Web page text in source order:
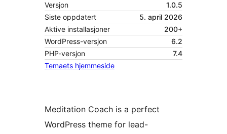
Versjon
1.0.5
Siste oppdatert
5. april 2026
Aktive installasjoner
200+
WordPress-versjon
6.2
PHP-versjon
7.4
Temaets hjemmeside
Meditation Coach is a perfect
WordPress theme for lead-